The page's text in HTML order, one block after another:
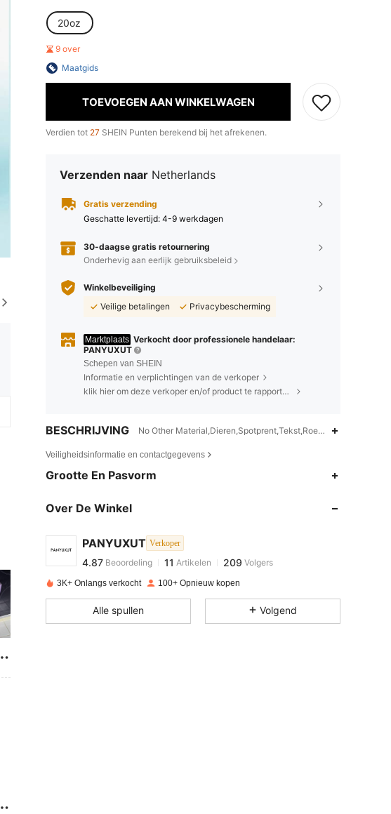
20oz
9 over
Maatgids
TOEVOEGEN AAN WINKELWAGEN
Verdien tot 27 SHEIN Punten berekend bij het afrekenen.
Verzenden naar Netherlands
Gratis verzending
Geschatte levertijd: 4-9 werkdagen
30-daagse gratis retournering
Onderhevig aan eerlijk gebruiksbeleid
Winkelbeveiliging
Veilige betalingen
Privacybescherming
Marktplaats Verkocht door professionele handelaar:
PANYUXUT
Schepen van SHEIN
Informatie en verplichtingen van de verkoper
klik hier om deze verkoper en/of product te rapporteren.
BESCHRIJVING No Other Material,Dieren,Spotprent,Tekst,Roestvrij Staal
Veiligheidsinformatie en contactgegevens
Grootte En Pasvorm
Over De Winkel
PANYUXUT Verkoper
4.87
4.87
11
4.87 Beoordeling 11 Artikelen 209 Volgers
m***7gevolgd 1 dag geleden
4.87 11
4.87
11
209
3K+ Onlangs verkocht 100+ Opnieuw kopen
Alle spullen Volgend